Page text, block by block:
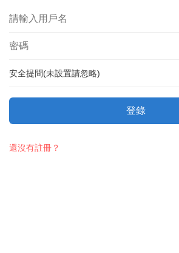
安全提問(未設置請忽略)
登錄
還沒有註冊？